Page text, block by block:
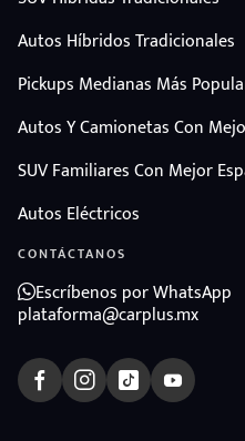
Autos Híbridos Tradicionales
Pickups Medianas Más
Autos Y Camionetas Con
SUV Familiares Con Mejor
Autos Eléctricos
CONTÁCTANOS
Escríbenos por WhatsApp
plataforma@carplus.mx